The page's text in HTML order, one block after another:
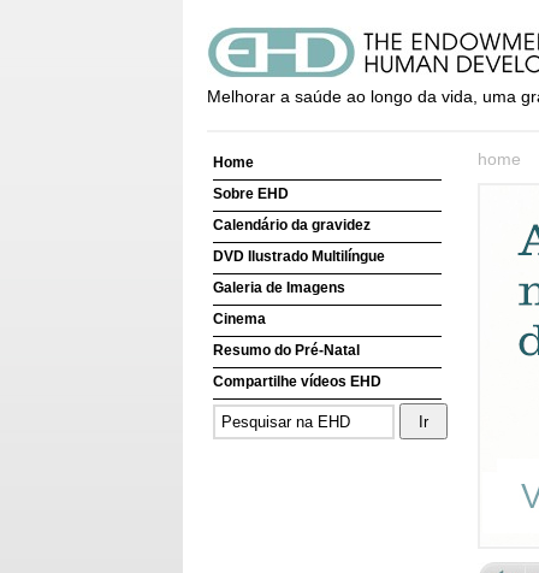
Melhorar a saúde ao longo da vida, uma
Home
Sobre EHD
Calendário da gravidez
DVD Ilustrado Multilíngue
Galeria de Imagens
Cinema
Resumo do Pré-Natal
Compartilhe vídeos EHD
home